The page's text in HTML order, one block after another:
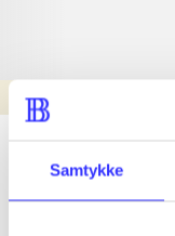
Samtykke
Nyhed